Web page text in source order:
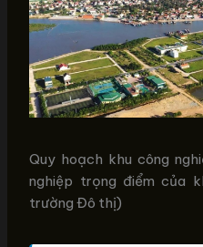
Quy hoạch khu công
nghiệp trọng điểm của
trường Đô thị)